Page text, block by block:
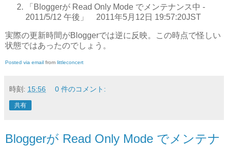
「Bloggerが Read Only Mode でメンテナンス中 -
2011/5/12 午後」 2011年5月12日 19:57:20JST
実際の更新時間がBloggerでは逆に反映。この時点で怪しい
状態ではあったのでしょう。
Posted via email from littleconcert
時刻: 15:56 0 件のコメント:
共有
Bloggerが Read Only Mode でメンテナ